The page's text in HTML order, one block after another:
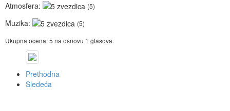
Atmosfera: (5)
Muzika:
(5)
Ukupna ocena:5 na osnovu 1 glasova.
Prethodna
Sledeća